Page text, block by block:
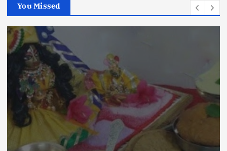
You Missed
City News Political